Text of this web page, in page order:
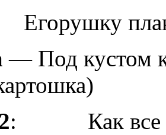
плакать
— Под кустом
: Как все